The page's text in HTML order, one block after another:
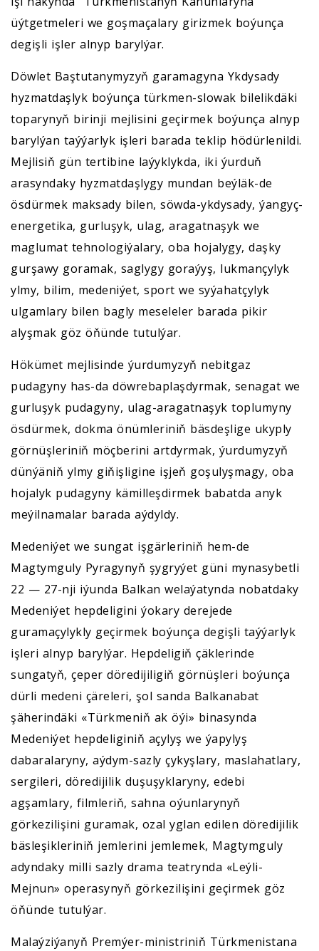
üýtgetmeleri we goşmaçalary girizmek boýunça
degişli işler alnyp barylýar.
Döwlet Baştutanymyzyň garamagyna Ykdysady
hyzmatdaşlyk boýunça türkmen-slowak bilelikdäki
toparynyň birinji mejlisini geçirmek boýunça alnyp
barylýan taýýarlyk işleri barada teklip hödürlenildi.
Mejlisiň gün tertibine laýyklykda, iki ýurduň
arasyndaky hyzmatdaşlygy mundan beýläk-de
ösdürmek maksady bilen, söwda-ykdysady, ýangyç-
energetika, gurluşyk, ulag, aragatnaşyk we
maglumat tehnologiýalary, oba hojalygy, daşky
gurşawy goramak, saglygy goraýyş, lukmançylyk
ylmy, bilim, medeniýet, sport we syýahatçylyk
ulgamlary bilen bagly meseleler barada pikir
alyşmak göz öňünde tutulýar.
Hökümet mejlisinde ýurdumyzyň nebitgaz
pudagyny has-da döwrebaplaşdyrmak, senagat we
gurluşyk pudagyny, ulag-aragatnaşyk toplumyny
ösdürmek, dokma önümleriniň bäsdeşlige ukyply
görnüşleriniň möçberini artdyrmak, ýurdumyzyň
dünýäniň ylmy giňişligine işjeň goşulyşmagy, oba
hojalyk pudagyny kämilleşdirmek babatda anyk
meýilnamalar barada aýdyldy.
Medeniýet we sungat işgärleriniň hem-de
Magtymguly Pyragynyň şygryýet güni mynasybetli
22 — 27-nji iýunda Balkan welaýatynda nobatdaky
Medeniýet hepdeligini ýokary derejede
guramaçylykly geçirmek boýunça degişli taýýarlyk
işleri alnyp barylýar. Hepdeligiň çäklerinde
sungatyň, çeper döredijiligiň görnüşleri boýunça
dürli medeni çäreleri, şol sanda Balkanabat
şäherindäki «Türkmeniň ak öýi» binasynda
Medeniýet hepdeliginiň açylyş we ýapylyş
dabaralaryny, aýdym-sazly çykyşlary, maslahatlary,
sergileri, döredijilik duşuşyklaryny, edebi
agşamlary, filmleriň, sahna oýunlarynyň
görkezilişini guramak, ozal yglan edilen döredijilik
bäsleşikleriniň jemlerini jemlemek, Magtymguly
adyndaky milli sazly drama teatrynda «Leýli-
Mejnun» operasynyň görkezilişini geçirmek göz
öňünde tutulýar.
Malaýziýanyň Premýer-ministriniň Türkmenistana